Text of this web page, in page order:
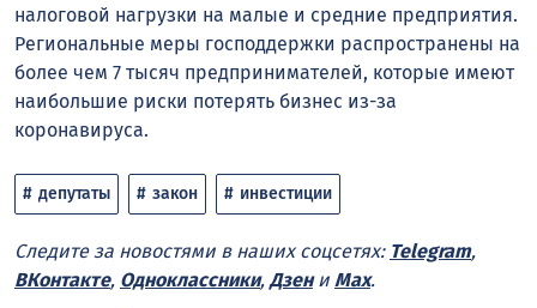
налоговой нагрузки на малые и средние предприятия.
Региональные меры господдержки распространены на
более чем 7 тысяч предпринимателей, которые имеют
наибольшие риски потерять бизнес из-за
коронавируса.
депутаты закон инвестиции
Следите за новостями в наших соцсетях: Telegram,
ВКонтакте, Одноклассники, Дзени Max.